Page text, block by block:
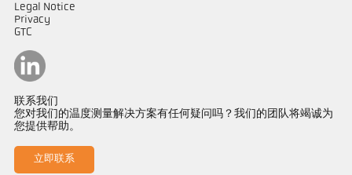
Legal Notice
Privacy
GTC
联系我们
您对我们的温度测量解决方案有任何疑问吗？我们的团队将竭诚为
您提供帮助。
立即联系